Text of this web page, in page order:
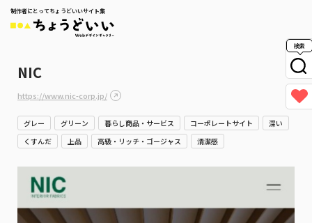
制作者にとってちょうどいいサイト集
検索
NIC
https://www.nic-corp.jp/
グレー グリーン 暮らし商品・サービス コーポレートサイト
深い
くすんだ
上品 高級・リッチ・ゴージャス 清潔感